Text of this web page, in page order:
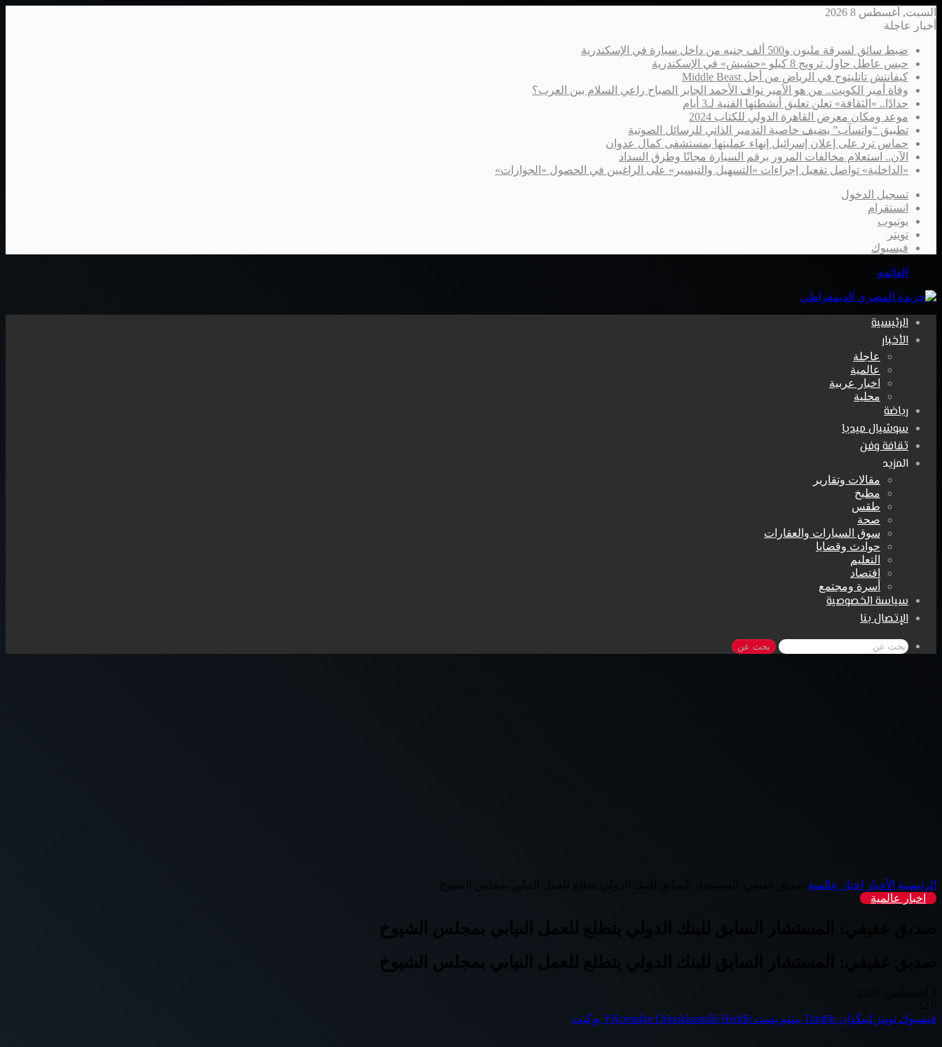
السبت, أغسطس 8 2026
أخبار عاجلة
ضبط سائق لسرقة مليون و500 ألف جنيه من داخل سيارة في الإسكندرية
حبس عاطل حاول ترويج 8 كيلو «حشيش» في الإسكندرية
كيفانتش تاتليتوج في الرياض من أجل Middle Beast
وفاة أمير الكويت.. من هو الأمير نواف الأحمد الجابر الصباح راعي السلام بين العرب؟
حدادًا.. «الثقافة» تعلن تعليق أنشطتها الفنية لـ3 أيام
موعد ومكان معرض القاهرة الدولي للكتاب 2024
تطبيق “واتسآب” يضيف خاصية التدمير الذاتي للرسائل الصوتية
حماس ترد على إعلان إسرائيل إنهاء عمليتها بمستشفى كمال عدوان
الآن.. استعلام مخالفات المرور برقم السيارة مجانًا وطرق السداد
«الداخلية» تواصل تفعيل إجراءات «التسهيل والتيسير» على الراغبين في الحصول «الجوازات»
تسجيل الدخول
انستقرام
يوتيوب
تويتر
فيسبوك
القائمة
الرئيسية
الأخبار
عاجلة
عالمية
اخبار عربية
محلية
رياضة
سوشيال ميديا
ثقافة وفن
المزيد
مقالات وتقارير
مطبخ
طقس
صحة
سوق السيارات والعقارات
حوادث وقضايا
التعليم
اقتصاد
أسرة ومجتمع
سياسة الخصوصية
الإتصال بنا
بحث عن
الرئيسية الأخبار اخبار عالمية
صديق عفيفي: المستشار السابق للبنك الدولي يتطلع للعمل النيابي بمجلس الشيوخ
اخبار عالمية
صديق عفيفي: المستشار السابق للبنك الدولي يتطلع للعمل النيابي بمجلس الشيوخ
صديق عفيفي: المستشار السابق للبنك الدولي يتطلع للعمل النيابي بمجلس الشيوخ
فيسبوك تويتر لينكدإن بينتيريست Odnoklassniki بوكيت